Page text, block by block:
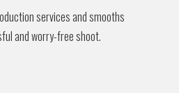
services and smooths
and worry-free shoot.